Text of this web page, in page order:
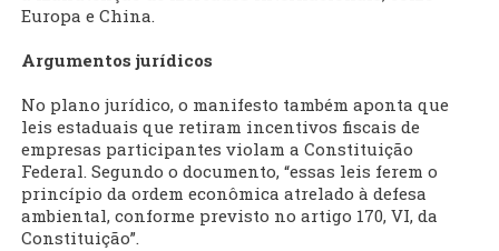
Europa e China.
Argumentos jurídicos
No plano jurídico, o manifesto também aponta que
leis estaduais que retiram incentivos fiscais de
empresas participantes violam a Constituição
Federal. Segundo o documento, “essas leis ferem o
princípio da ordem econômica atrelado à defesa
ambiental, conforme previsto no artigo 170, VI, da
Constituição”.